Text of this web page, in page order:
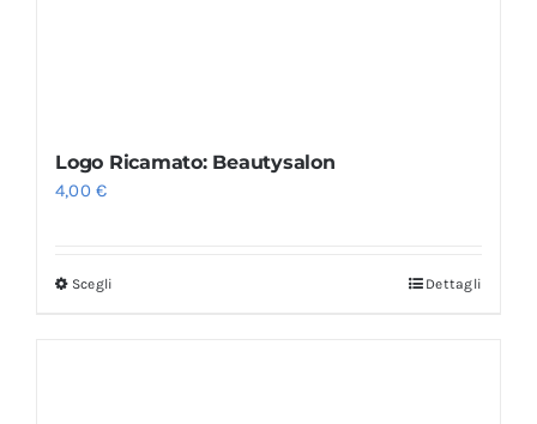
Logo Ricamato: Beautysalon
4,00€
Scegli Dettagli